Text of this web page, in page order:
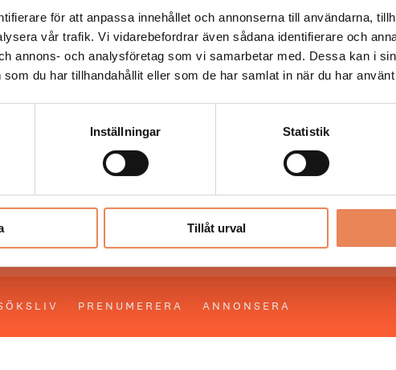
för att anpassa innehållet och annonserna till användarna,
vår trafik. Vi vidarebefordrar även sådana identifierare och
annons- och analysföretag som vi samarbetar med. Dessa kan i
som du har tillhandahållit eller som de har samlat in när du har
Inställningar Statistik
Tillåt urval
oss läser du landets mest uppdaterade nyheter och
Besöksliv i sin tryckta form är ett affärsmagasin
Allt material på besoksliv.se är skyddat
enligt lagen om upphovsrätt.
PRENUMERERA ANNONSERA